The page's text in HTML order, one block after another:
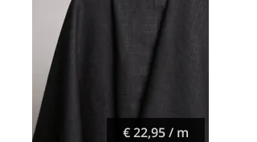
€ 22,95 / m